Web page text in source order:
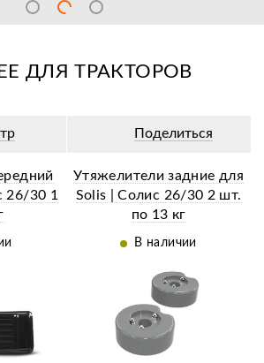
ДЛЯ ТРАКТОРОВ
Поделиться
26/30 1
Утяжелители задние для
Solis | Солис 26/30 2 шт.
по 13 кг
В наличии